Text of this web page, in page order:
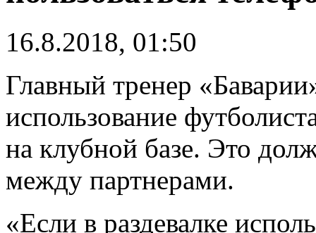
16.8.2018, 01:50
Главный тренер
использование
на клубной базе. Это
между партнерами.
«Если в раздевалке